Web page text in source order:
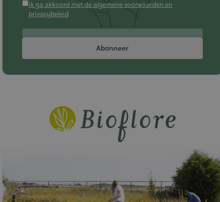
Ik ga akkoord met de algemene voorwaarden en
privacybeleid
Abonneer